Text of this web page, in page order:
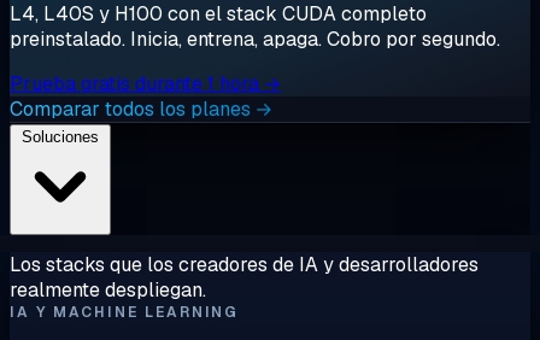
L4, L40S y H100 con el stack CUDA completo
preinstalado. Inicia, entrena, apaga. Cobro por segundo.
Prueba gratis durante 1 hora →
Comparar todos los planes →
Los stacks que los creadores de IA y desarrolladores
realmente despliegan.
IA Y MACHINE LEARNING